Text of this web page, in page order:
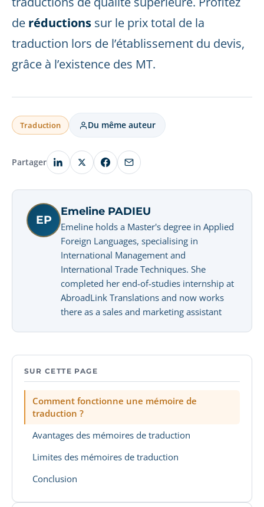
de réductions sur le prix total de la
traduction lors de l’établissement du devis,
grâce à l’existence des MT.
Traduction Du même auteur
Partager
EP
Emeline PADIEU
Emeline holds a Master's degree in Applied
Foreign Languages, specialising in
International Management and
International Trade Techniques. She
completed her end-of-studies internship at
AbroadLink Translations and now works
there as a sales and marketing assistant
SUR CETTE PAGE
Comment fonctionne une mémoire de
traduction ?
Avantages des mémoires de traduction
Limites des mémoires de traduction
Conclusion